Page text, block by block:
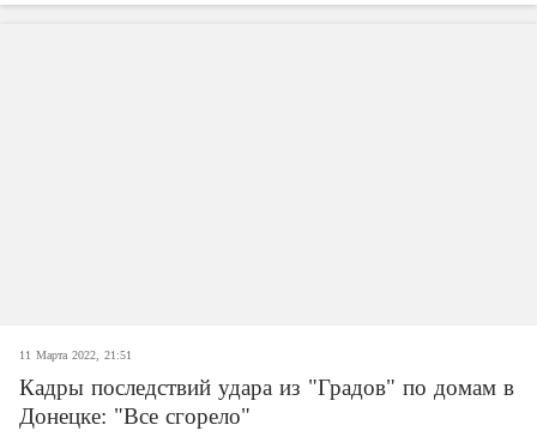
11 Марта 2022, 21:51
Кадры последствий удара из "Градов" по домам в
Донецке: "Все сгорело"